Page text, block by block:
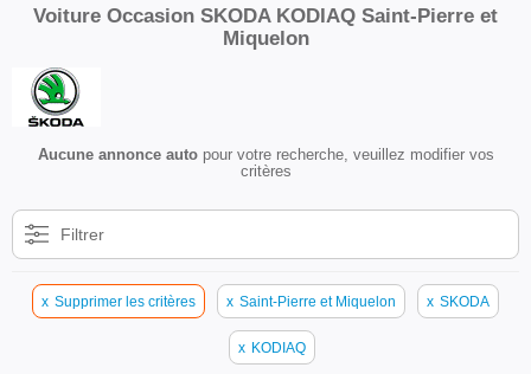
Voiture Occasion SKODA KODIAQ Saint-Pierre et
Miquelon
Aucune annonce autopour votre recherche, veuillez modifier vos
critères
Filtrer
x Supprimer les critères x Saint-Pierre et Miquelon x SKODA
x KODIAQ